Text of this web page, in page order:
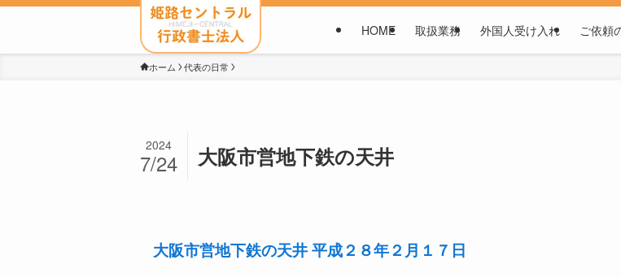
HOME 取扱業務 外国人受け入れ ご依頼
ホーム 代表の日常
大阪市営地下鉄の天井
2024
7/24
大阪市営地下鉄の天井 平成２８年２月１７日